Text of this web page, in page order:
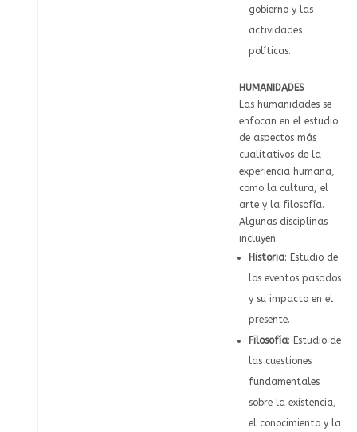
gobierno y las
actividades
políticas.
HUMANIDADES
Las humanidades se
enfocan en el estudio
de aspectos más
cualitativos de la
experiencia humana,
como la cultura, el
arte y la filosofía.
Algunas disciplinas
incluyen:
Historia: Estudio de
los eventos pasados
y su impacto en el
presente.
Filosofía: Estudio de
las cuestiones
fundamentales
sobre la existencia,
el conocimiento y la